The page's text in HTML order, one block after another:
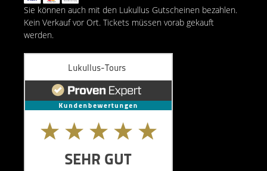
Sie können auch mit den Lukullus Gutscheinen bezahlen.
Kein Verkauf vor Ort. Tickets müssen vorab gekauft
werden.